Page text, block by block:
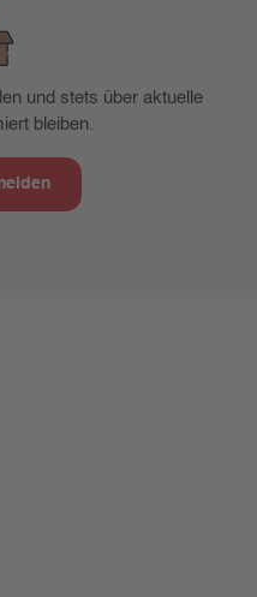
und stets über aktuelle
bleiben.